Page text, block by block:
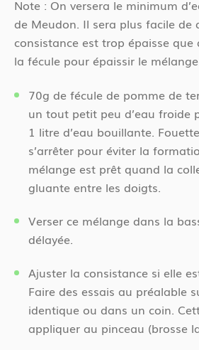
Note : On versera le minimum
de Meudon. Il sera plus facile de
consistance est trop épaisse que
la fécule pour épaissir le
70g de fécule de pomme de
un tout petit peu d’eau froide
1 litre d’eau bouillante.
s’arrêter pour éviter la
mélange est prêt quand la
gluante entre les doigts.
Verser ce mélange dans la
délayée.
Ajuster la consistance si elle
Faire des essais au préalable
identique ou dans un coin.
appliquer au pinceau (brosse